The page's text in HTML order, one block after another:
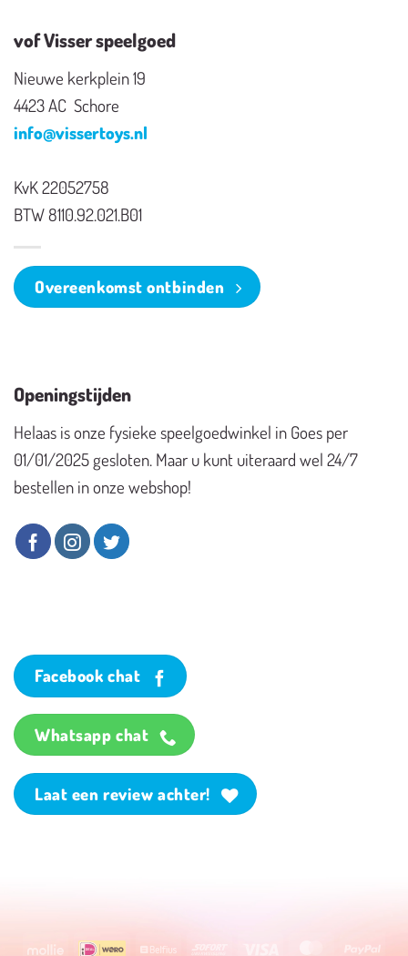
vof Visser speelgoed
Nieuwe kerkplein 19
4423 AC Schore
info@vissertoys.nl
KvK 22052758
BTW 8110.92.021.B01
Overeenkomst ontbinden
Openingstijden
Helaas is onze fysieke speelgoedwinkel in Goes per
01/01/2025 gesloten. Maar u kunt uiteraard wel 24/7
bestellen in onze webshop!
Facebook chat
Whatsapp chat
Laat een review achter!
Mollie Wero Belfius MasterCard